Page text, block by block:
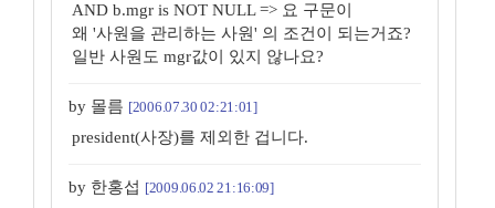
AND b.mgr is NOT NULL => 요 구문이
왜 '사원을 관리하는 사원' 의 조건이 되는거죠?
일반 사원도 mgr값이 있지 않나요?
by 몰름 [2006.07.30 02:21:01]
president(사장)를 제외한 겁니다.
by 한홍섭 [2009.06.02 21:16:09]